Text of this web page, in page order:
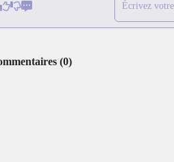
Écrivez
(0)